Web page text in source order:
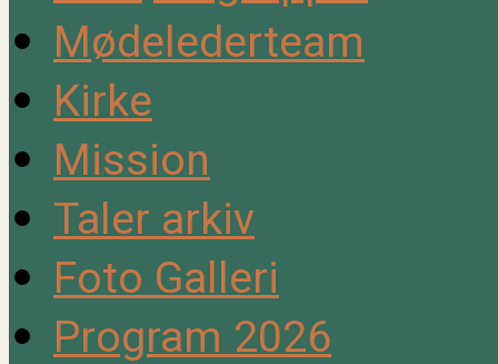
Mødelederteam
Kirke
Mission
Taler arkiv
Foto Galleri
Program 2026